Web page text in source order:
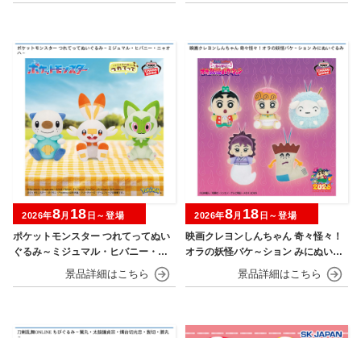
ポケットモンスター つれてってぬい
ぐるみ～ミジュマル・ヒバニー・ニ
2026年8月 18 日～登場
映画クレヨンしんちゃん 奇々怪々！
オラの妖怪バケ～ション みにぬいぐ
2026年8月 18 日～登場